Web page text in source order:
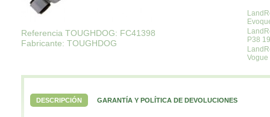
Referencia TOUGHDOG: FC41398
Fabricante: TOUGHDOG
P38
Vogue
DESCRIPCIÓN GARANTÍA Y POLÍTICA DE DEVOLUCIONES